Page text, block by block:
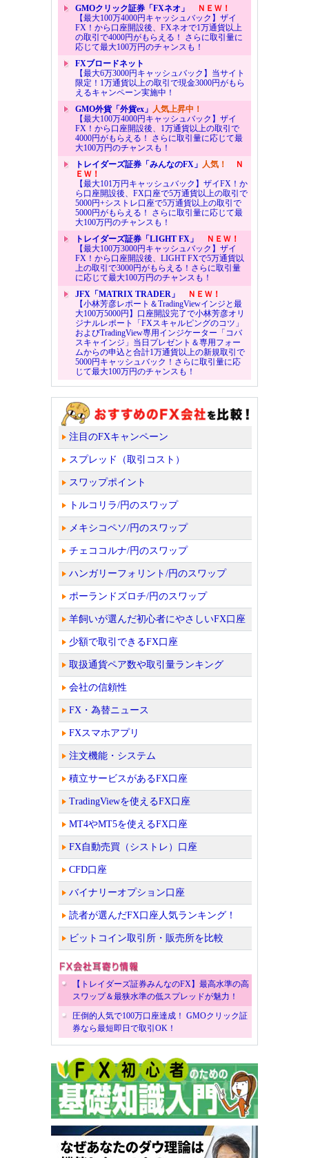
GMOクリック証券「FXネオ」
ＮＥＷ！
【最大100万4000円キャッシュバック】ザイ
FX！から口座開設後、FXネオで1万通貨以上
の取引で4000円がもらえる！ さらに取引量に
応じて最大100万円のチャンスも！
FXブロードネット
【最大6万3000円キャッシュバック】当サイト
限定！1万通貨以上の取引で現金3000円がもら
えるキャンペーン実施中！
GMO外貨「外貨ex」 人気上昇中！
【最大100万4000円キャッシュバック】ザイ
FX！から口座開設後、1万通貨以上の取引で
4000円がもらえる！ さらに取引量に応じて最
大100万円のチャンスも！
トレイダーズ証券「みんなのFX」 人気！
Ｎ
ＥＷ！
【最大101万円キャッシュバック】ザイFX！か
ら口座開設後、FX口座で5万通貨以上の取引で
5000円+シストレ口座で5万通貨以上の取引で
5000円がもらえる！ さらに取引量に応じて最
大100万円のチャンスも！
トレイダーズ証券「LIGHT FX」
ＮＥＷ！
【最大100万3000円キャッシュバック】ザイ
FX！から口座開設後、LIGHT FXで5万通貨以
上の取引で3000円がもらえる！さらに取引量
に応じて最大100万円のチャンスも！
JFX「MATRIX TRADER」
ＮＥＷ！
【小林芳彦レポート＆TradingViewインジと最
大100万5000円】口座開設完了で小林芳彦オリ
ジナルレポート「FXスキャルピングのコツ」
およびTradingView専用インジケーター「コバ
スキャインジ」当日プレゼント＆専用フォー
ムからの申込と合計1万通貨以上の新規取引で
5000円キャッシュバック！さらに取引量に応
じて最大100万円のチャンスも！
注目のFXキャンペーン
スプレッド（取引コスト）
スワップポイント
トルコリラ/円のスワップ
メキシコペソ/円のスワップ
チェココルナ/円のスワップ
ハンガリーフォリント/円のスワップ
ポーランドズロチ/円のスワップ
羊飼いが選んだ初心者にやさしいFX口座
少額で取引できるFX口座
取扱通貨ペア数や取引量ランキング
会社の信頼性
FX・為替ニュース
FXスマホアプリ
注文機能・システム
積立サービスがあるFX口座
TradingViewを使えるFX口座
MT4やMT5を使えるFX口座
FX自動売買（シストレ）口座
CFD口座
バイナリーオプション口座
読者が選んだFX口座人気ランキング！
ビットコイン取引所・販売所を比較
【トレイダーズ証券みんなのFX】最高水準の高
スワップ＆最狭水準の低スプレッドが魅力！
圧倒的人気で100万口座達成！ GMOクリック証
券なら最短即日で取引OK！